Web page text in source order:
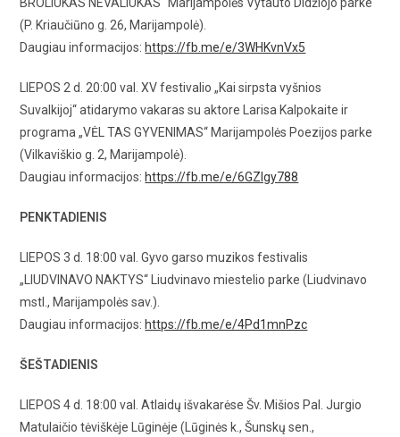
(P. Kriaučiūno g. 26, Marijampolė).
Daugiau informacijos: https://fb.me/e/3WHKvnVx5
LIEPOS 2 d. 20:00 val. XV festivalio „Kai sirpsta vyšnios
Suvalkijoj“ atidarymo vakaras su aktore Larisa Kalpokaite ir
programa „VĖL TAS GYVENIMAS“ Marijampolės Poezijos parke
(Vilkaviškio g. 2, Marijampolė).
Daugiau informacijos: https://fb.me/e/6GZIgy788
PENKTADIENIS
LIEPOS 3 d. 18:00 val. Gyvo garso muzikos festivalis
„LIUDVINAVO NAKTYS“ Liudvinavo miestelio parke (Liudvinavo
mstl., Marijampolės sav.).
Daugiau informacijos: https://fb.me/e/4Pd1mnPzc
ŠEŠTADIENIS
LIEPOS 4 d. 18:00 val. Atlaidų išvakarėse Šv. Mišios Pal. Jurgio
Matulaičio tėviškėje Lūginėje (Lūginės k., Šunskų sen.,